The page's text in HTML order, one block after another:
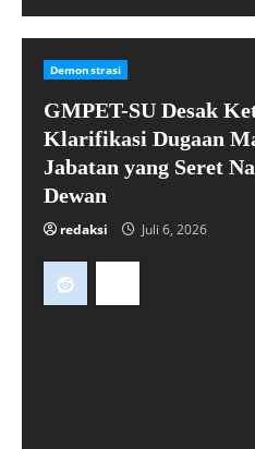
Demonstrasi
GMPET-SU Desak
Klarifikasi Dugaan
Jabatan yang Seret
Dewan
redaksi Juli 6, 2026